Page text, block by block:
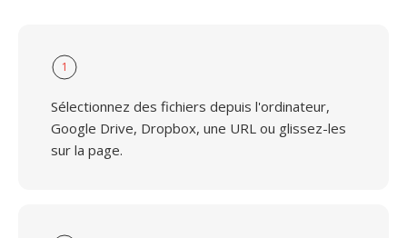
1
Sélectionnez des fichiers depuis l'ordinateur,
Google Drive, Dropbox, une URL ou glissez-les
sur la page.